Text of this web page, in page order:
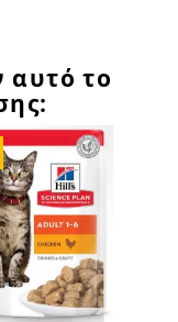
αυτό το